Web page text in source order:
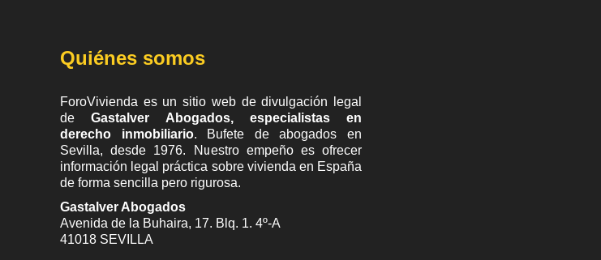
Quiénes somos
ForoVivienda es un sitio web de divulgación legal
deGastalver Abogados, especialistas en
derecho inmobiliario. Bufete deabogados en
Sevilla, desde 1976. Nuestro empeño es ofrecer
información legal práctica sobre vivienda en España
de forma sencilla pero rigurosa.
Gastalver Abogados
Avenida de la Buhaira, 17. Blq. 1. 4º-A
41018 SEVILLA